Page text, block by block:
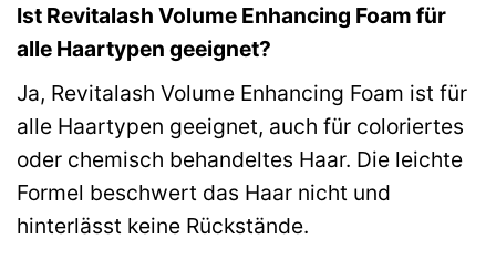
Ist Revitalash Volume Enhancing Foam für
alle Haartypen geeignet?
Ja, Revitalash Volume Enhancing Foam ist für
alle Haartypen geeignet, auch für coloriertes
oder chemisch behandeltes Haar. Die leichte
Formel beschwert das Haar nicht und
hinterlässt keine Rückstände.